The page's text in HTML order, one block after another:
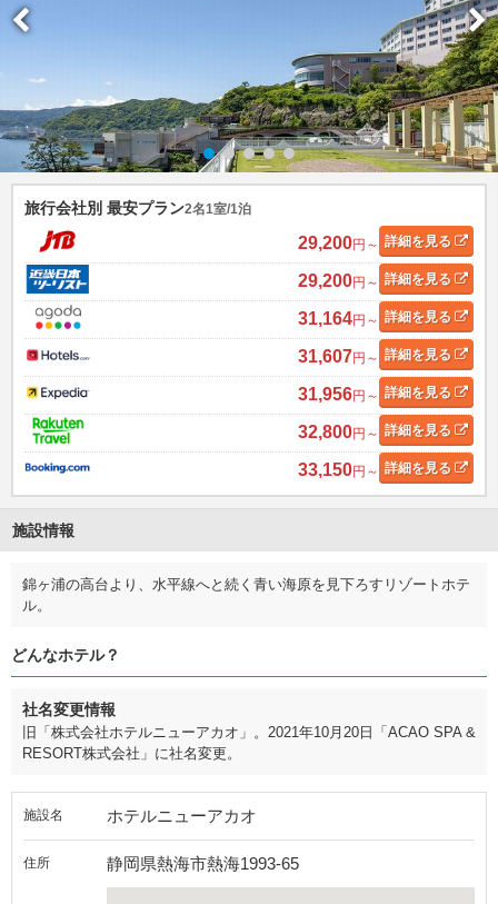
旅行会社別 最安プラン2名1室/1泊
29,200円～ 詳細を見る
29,200円～ 詳細を見る
31,164円～ 詳細を見る
31,607円～ 詳細を見る
31,956円～ 詳細を見る
32,800円～ 詳細を見る
33,150円～ 詳細を見る
施設情報
錦ヶ浦の高台より、水平線へと続く青い海原を見下ろすリゾートホテ
ル。
どんなホテル？
社名変更情報
旧「株式会社ホテルニューアカオ」。2021年10月20日「ACAO SPA &
RESORT株式会社」に社名変更。
施設名 ホテルニューアカオ
住所 静岡県熱海市熱海1993-65